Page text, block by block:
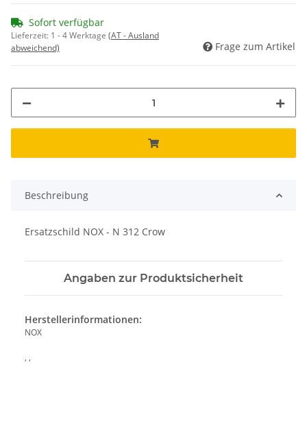
Sofort verfügbar
Lieferzeit: 1 - 4 Werktage (AT - Ausland
abweichend)
Frage zum Artikel
Beschreibung
Ersatzschild NOX - N 312 Crow
Angaben zur Produktsicherheit
Herstellerinformationen:
NOX
, ,